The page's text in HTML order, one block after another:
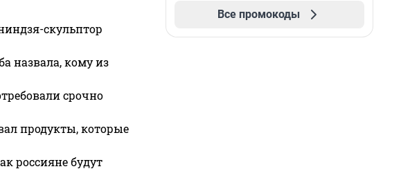
скульптор
назвала, кому из
срочно
продукты, которые
россияне будут
Все промокоды